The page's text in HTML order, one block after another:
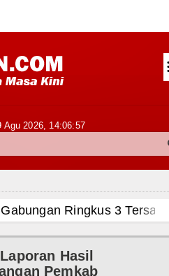
Agu 2026, 14:06:59
Ringkus 3
Raducanu Absen di
Dikalahkan Inter Milan
Hasil
Pemkab